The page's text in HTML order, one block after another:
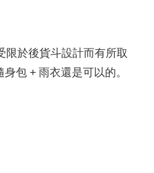
限於後貨斗設計而有所取
包 + 雨衣還是可以的。